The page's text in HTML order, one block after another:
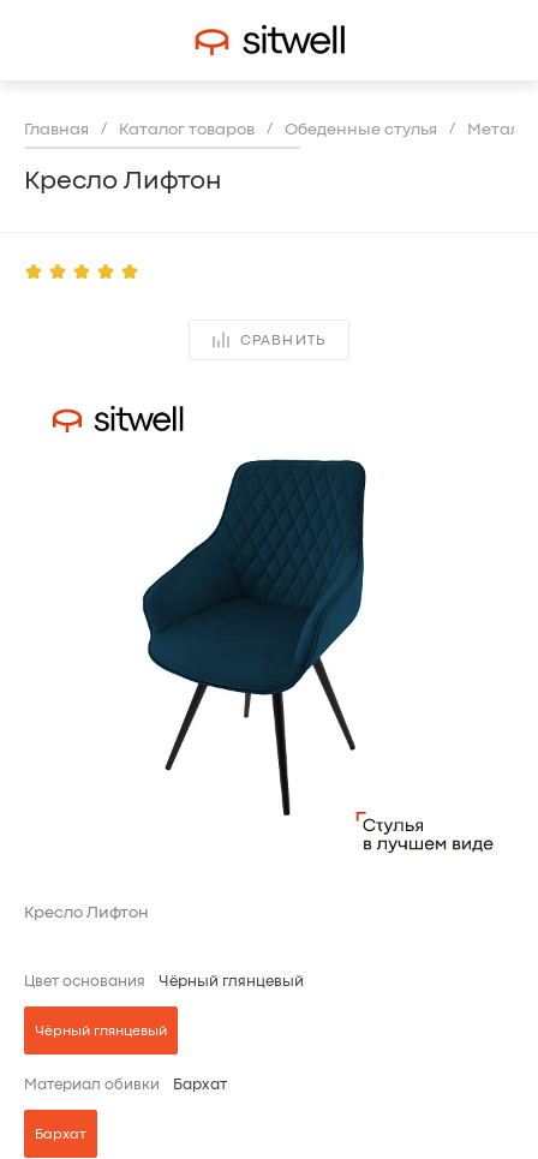
Главная / Каталог товаров / Обеденные стулья /
Кресло Лифтон
СРАВНИТЬ
Кресло Лифтон
Цвет основания Чёрный глянцевый
Чёрный глянцевый
Материал обивки Бархат
Бархат